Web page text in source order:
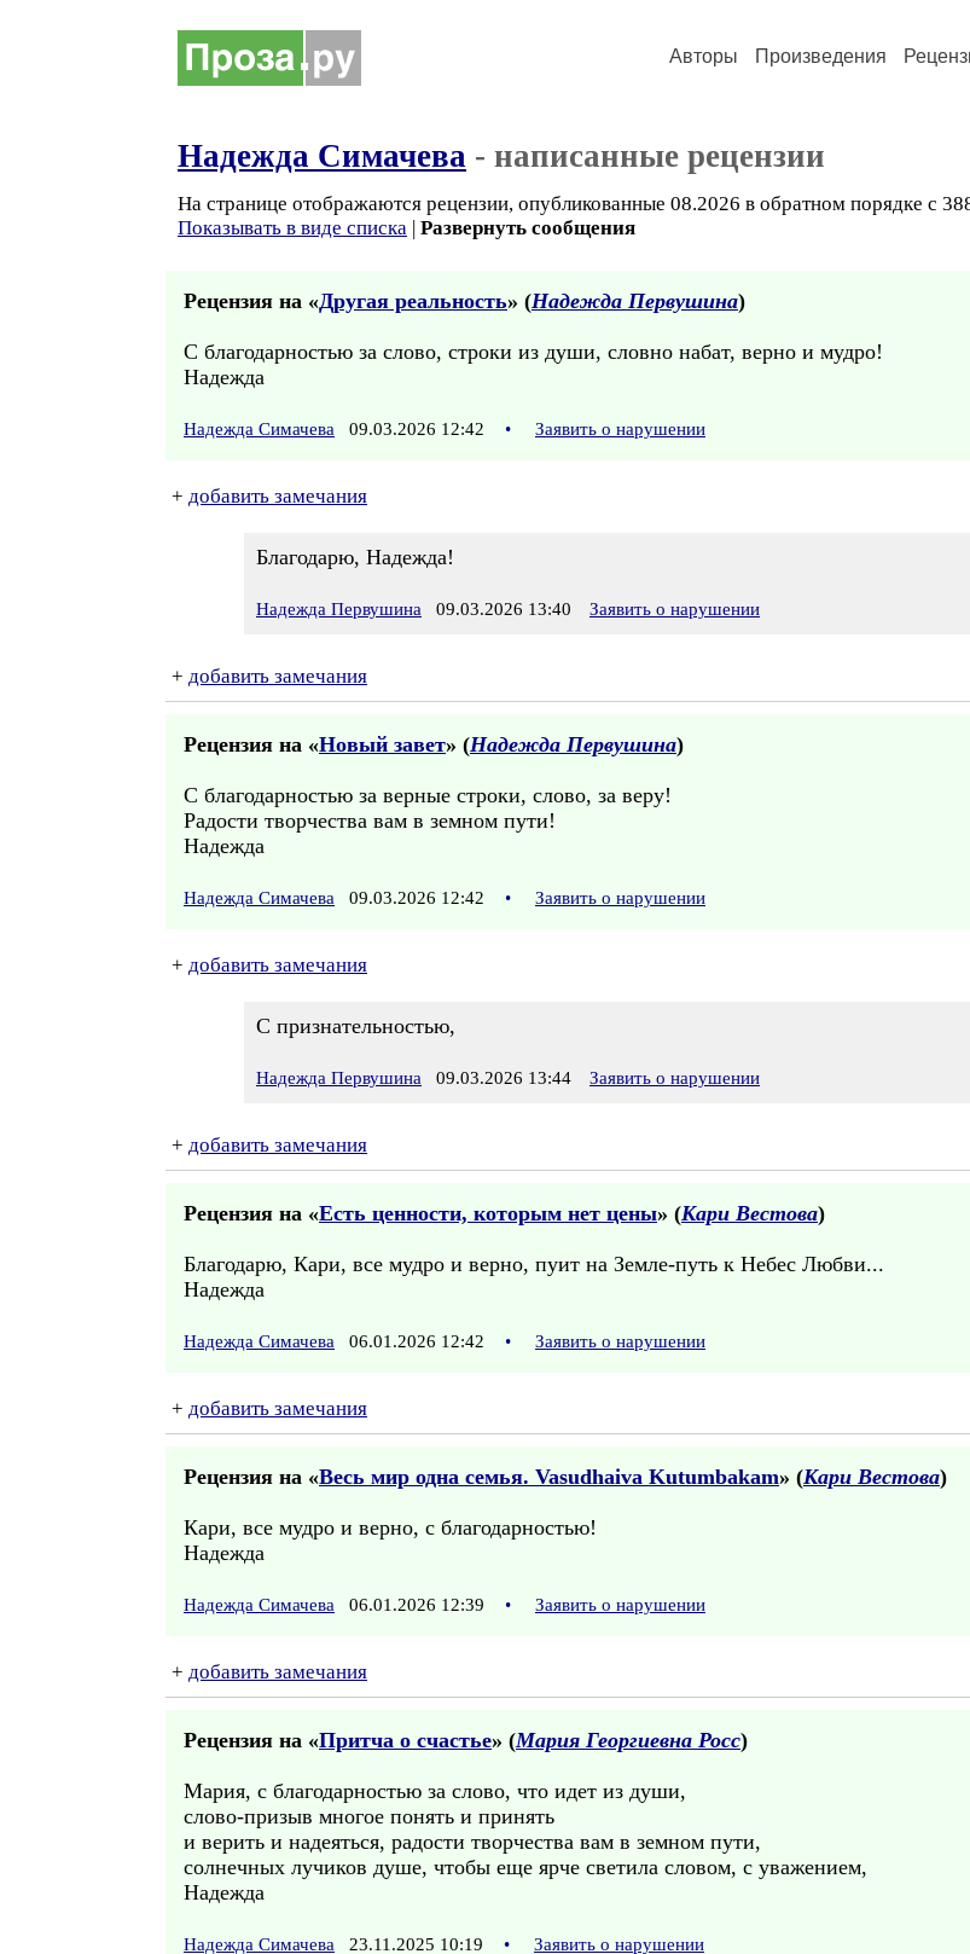
Авторы Произведения
Надежда Симачева - написанные рецензии
На странице отображаются рецензии, опубликованные 08.2026 в обратном порядке с
Показывать в виде списка | Развернуть сообщения
Рецензия на «Другая реальность» (Надежда Первушина)
С благодарностью за слово, строки из души, словно набат, верно и мудро!
Надежда
Надежда Симачева 09.03.2026 12:42 • Заявить о нарушении
+ добавить замечания
Благодарю, Надежда!
Надежда Первушина 09.03.2026 13:40 Заявить о нарушении
+ добавить замечания
Рецензия на «Новый завет» (Надежда Первушина)
С благодарностью за верные строки, слово, за веру!
Радости творчества вам в земном пути!
Надежда
Надежда Симачева 09.03.2026 12:42 • Заявить о нарушении
+ добавить замечания
С признательностью,
Надежда Первушина 09.03.2026 13:44 Заявить о нарушении
+ добавить замечания
Рецензия на «Есть ценности, которым нет цены» (Кари Вестова)
Благодарю, Кари, все мудро и верно, пуит на Земле-путь к Небес Любви...
Надежда
Надежда Симачева 06.01.2026 12:42 • Заявить о нарушении
+ добавить замечания
Рецензия на «Весь мир одна семья. Vasudhaiva Kutumbakam» (Кари Вестова)
Кари, все мудро и верно, с благодарностью!
Надежда
Надежда Симачева 06.01.2026 12:39 • Заявить о нарушении
+ добавить замечания
Рецензия на «Притча о счастье» (Мария Георгиевна Росс)
Мария, с благодарностью за слово, что идет из души,
слово-призыв многое понять и принять
и верить и надеяться, радости творчества вам в земном пути,
солнечных лучиков душе, чтобы еще ярче светила словом, с уважением,
Надежда
Надежда Симачева 23.11.2025 10:19 • Заявить о нарушении